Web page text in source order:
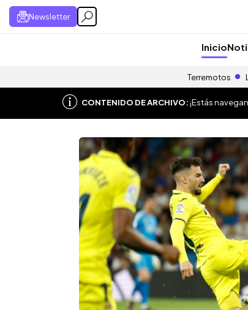
Newsletter
Inicio
Terremotos
CONTENIDO DE ARCHIVO:¡Estás